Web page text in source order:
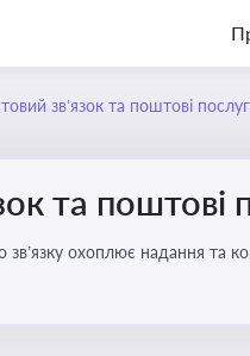
зв’язок та поштові
та поштові
охоплює надання та
це важливо для дотримання